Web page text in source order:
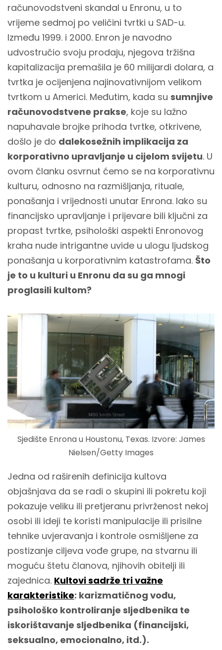
računovodstveni skandal u Enronu, u to
vrijeme sedmoj po veličini tvrtki u SAD-u.
Između 1999. i 2000. Enron je navodno
udvostručio svoju prodaju, njegova tržišna
kapitalizacija premašila je 60 milijardi dolara, a
tvrtka je ocijenjena najinovativnijom velikom
tvrtkom u Americi. Međutim, kada su sumnjive
računovodstvene prakse, koje su lažno
napuhavale brojke prihoda tvrtke, otkrivene,
došlo je do dalekosežnih implikacija za
korporativno upravljanje u cijelom svijetu. U
ovom članku osvrnut ćemo se na korporativnu
kulturu, odnosno na razmišljanja, rituale,
ponašanja i vrijednosti unutar Enrona. Iako su
financijsko upravljanje i prijevare bili ključni za
propast tvrtke, psihološki aspekti Enronovog
kraha nude intrigantne uvide u ulogu ljudskog
ponašanja u korporativnim katastrofama. Što
je to u kulturi u Enronu da su ga mnogi
proglasili kultom?
Sjedište Enrona u Houstonu, Texas. Izvore: James
Nielsen/Getty Images
Jedna od raširenih definicija kultova
objašnjava da se radi o skupini ili pokretu koji
pokazuje veliku ili pretjeranu privrženost nekoj
osobi ili ideji te koristi manipulacije ili prisilne
tehnike uvjeravanja i kontrole osmišljene za
postizanje ciljeva vođe grupe, na stvarnu ili
moguću štetu članova, njihovih obitelji ili
zajednica. Kultovi sadrže tri važne
karakteristike: karizmatičnog vođu,
psihološko kontroliranje sljedbenika te
iskorištavanje sljedbenika (financijski,
seksualno, emocionalno, itd.).